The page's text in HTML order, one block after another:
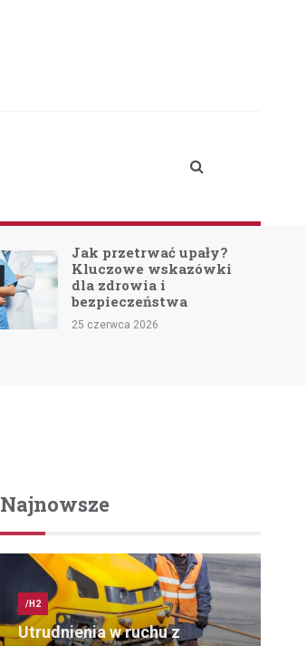
Wakacje z Wojskiem
2026: Szkolenie dla
Młodych w Akcji
18 czerwca 2026
Najnowsze
/H2
Utrudnienia w ruchu z